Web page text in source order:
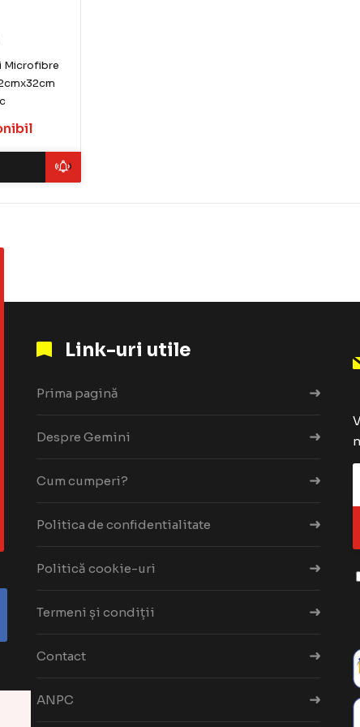
Microfibre
Link-uri utile
Prima pagină
Despre Gemini
Cum cumperi?
Politica de confidentialitate
Politică cookie-uri
Termeni și condiții
Contact
ANPC